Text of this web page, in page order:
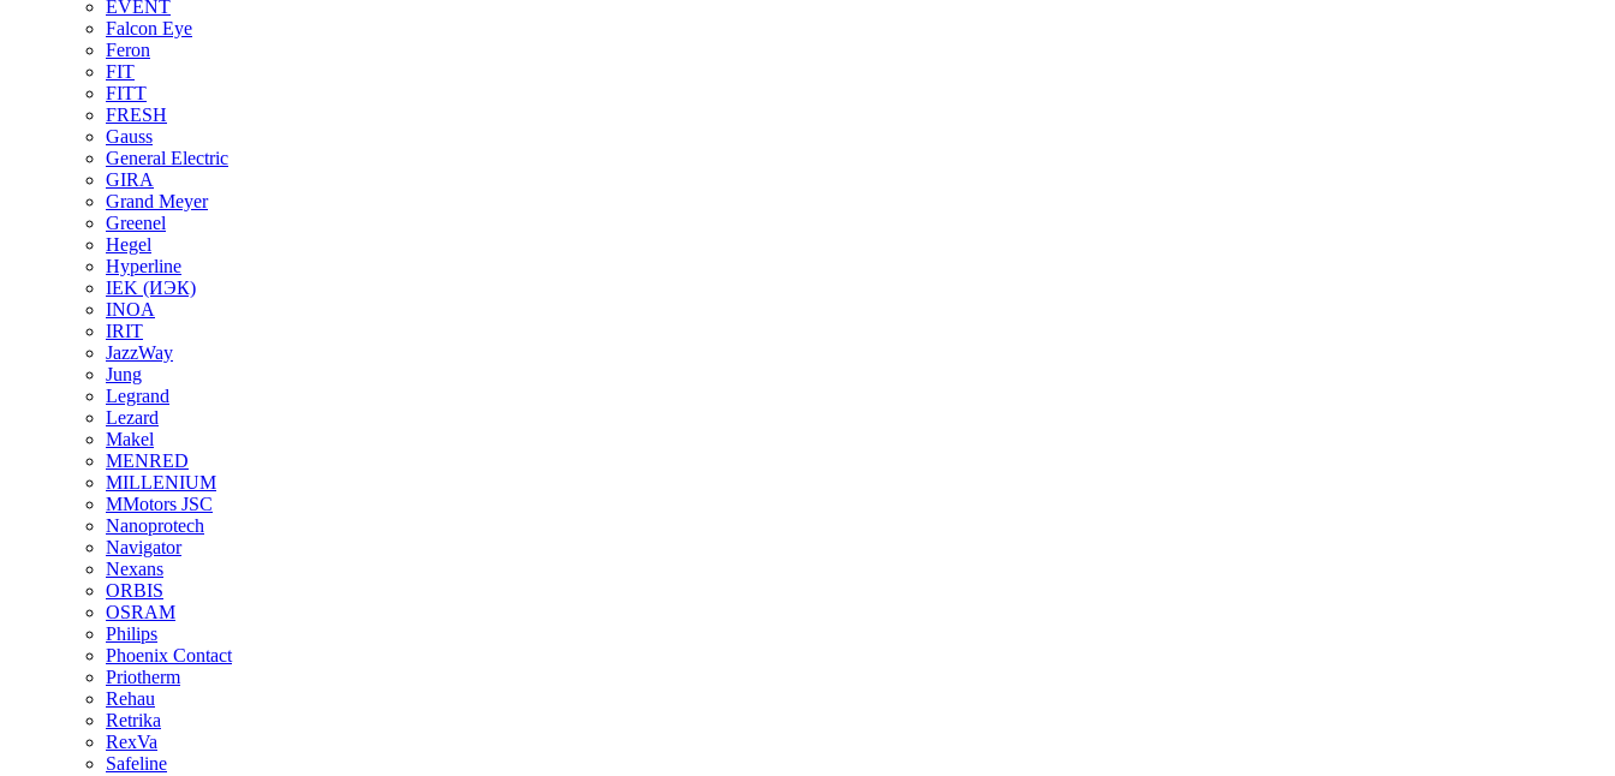
EVENT
Falcon Eye
Feron
FIT
FITT
FRESH
Gauss
General Electric
GIRA
Grand Meyer
Greenel
Hegel
Hyperline
IEK (ИЭК)
INOA
IRIT
JazzWay
Jung
Legrand
Lezard
Makel
MENRED
MILLENIUM
MMotors JSC
Nanoprotech
Navigator
Nexans
ORBIS
OSRAM
Philips
Phoenix Contact
Priotherm
Rehau
Retrika
RexVa
Safeline